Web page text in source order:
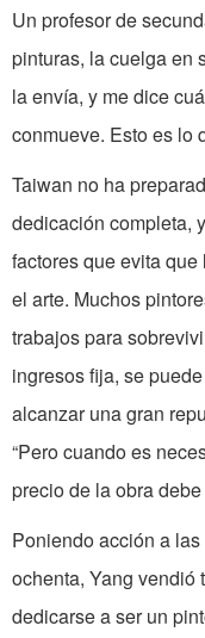
Un profesor de
pinturas, la cuelga en
la envía, y me dice
conmueve. Esto es lo
Taiwan no ha
dedicación completa,
factores que evita
el arte. Muchos
trabajos para
ingresos fija, se
alcanzar una gran
“Pero cuando es
precio de la obra
Poniendo acción a
ochenta, Yang vendió
dedicarse a ser un